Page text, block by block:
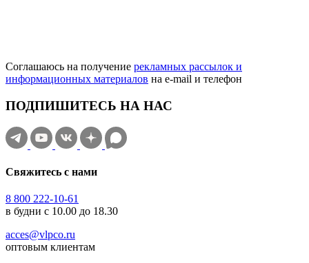
Соглашаюсь на получение рекламных рассылок и
информационных материалов на e‑mail и телефон
ПОДПИШИТЕСЬ НА НАС
Свяжитесь с нами
8 800 222-10-61
в будни с 10.00 до 18.30
acces@vlpco.ru
оптовым клиентам